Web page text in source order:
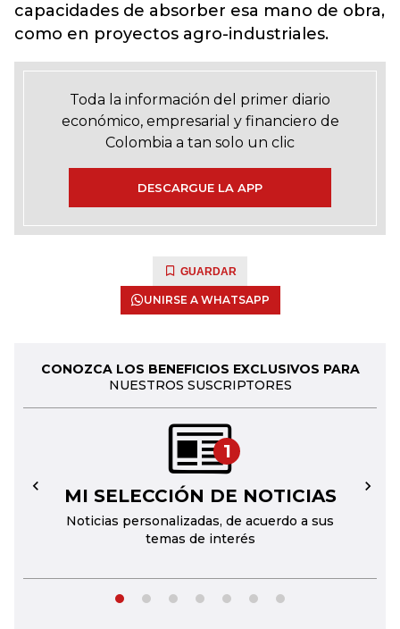
capacidades de absorber esa mano de obra,
como en proyectos agro-industriales.
Toda la información del primer diario
económico, empresarial y financiero de
Colombia a tan solo un clic
DESCARGUE LA APP
GUARDAR
UNIRSE A WHATSAPP
CONOZCA LOS BENEFICIOS EXCLUSIVOS PARA
NUESTROS SUSCRIPTORES
1
MI SELECCIÓN DE NOTICIAS
Noticias personalizadas, de acuerdo a sus
temas de interés
← →